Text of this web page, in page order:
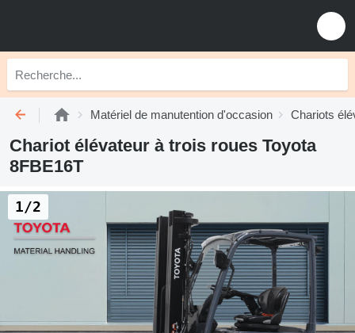
Matériel de manutention d'occasion Chariots
Chariot élévateur à trois roues Toyota
8FBE16T
1/2